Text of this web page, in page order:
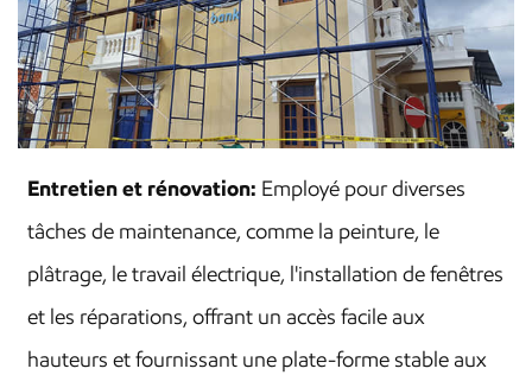
Entretien et rénovation: Employé pour diverses
tâches de maintenance, comme la peinture, le
plâtrage, le travail électrique, l'installation de fenêtres
et les réparations, offrant un accès facile aux
hauteurs et fournissant une plate-forme stable aux